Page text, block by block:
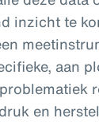
inzicht te
aan
en